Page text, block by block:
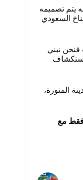
يتم تصميمه
السعودي
فنحن نبني
المنورة،
مع